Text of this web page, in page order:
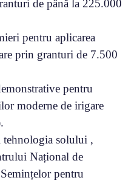
de până la 225.000
pentru aplicarea
prin granturi de 7.500
pentru
moderne de irigare
tehnologia solului ,
Național de
pentru